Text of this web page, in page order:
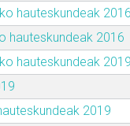
hauteskundeak 2016
hauteskundeak 2016
hauteskundeak 2019
2019